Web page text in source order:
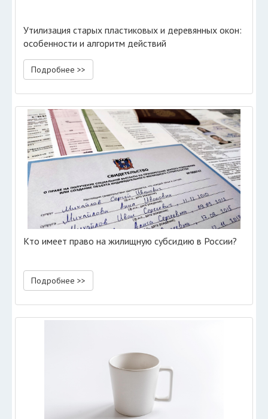
Утилизация старых пластиковых и деревянных окон:
особенности и алгоритм действий
Подробнее >>
Кто имеет право на жилищную субсидию в России?
Подробнее >>